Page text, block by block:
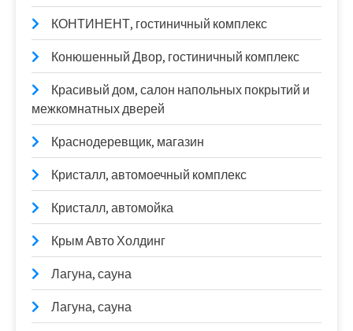
КОНТИНЕНТ, гостиничный комплекс
Конюшенный Двор, гостиничный комплекс
Красивый дом, салон напольных покрытий и
межкомнатных дверей
Краснодеревщик, магазин
Кристалл, автомоечный комплекс
Кристалл, автомойка
Крым Авто Холдинг
Лагуна, сауна
Лагуна, сауна